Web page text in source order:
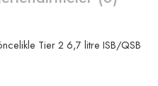
Tier 2 6,7 litre ISB/QSB